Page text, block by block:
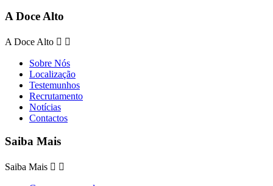
A Doce Alto
A Doce Alto  
Sobre Nós
Localização
Testemunhos
Recrutamento
Notícias
Contactos
Saiba Mais
Saiba Mais  